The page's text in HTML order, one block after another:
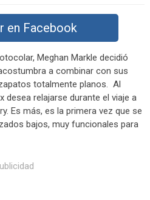
en Facebook
Meghan Markle decidió
a combinar con sus
totalmente planos. Al
desea relajarse durante el viaje a
Es más, es la primera vez que se
bajos, muy funcionales para